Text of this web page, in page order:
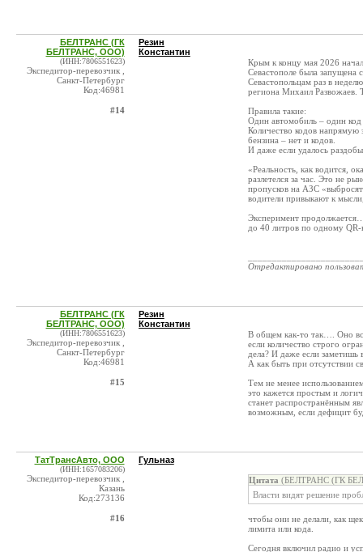
БЕЛТРАНС (ГК
БЕЛТРАНС, ООО)
(ИНН:7806551623)
Экспедитор-перевозчик ,
Санкт-Петербург
Код:46981
#14
Резин
Константин
Крым к концу мая 2026
Севастополе была запущена
Севастопольцам раз в
региона Михаил Развожаев.
Правила такие:
Один автомобиль – один
Количество кодов напрямую
бензина – нет и кодов.
И даже если удалось
«Реальность, как водится,
разлетелся за час. Это не
пропусков на АЗС
водители привыкают к
Эксперимент
до 40 литров по одному
Отредактировано
БЕЛТРАНС (ГК
БЕЛТРАНС, ООО)
(ИНН:7806551623)
Экспедитор-перевозчик ,
Санкт-Петербург
Код:46981
#15
Резин
Константин
В общем как-то так…. Оно
если количество строго
дела? И даже если
А как быть при отсутствии
Тем не менее
это кажется простым и
станет распространённым
возможным, если дефицит
ТатТрансАвто, ООО
(ИНН:1657083206)
Экспедитор-перевозчик ,
Казань
Код:273136
#16
Гульназ
Цитата (БЕЛТРАНС (ГК
Власти видят решение
чтобы они не делали, как
лимита или кода.
Сегодня включил радио и